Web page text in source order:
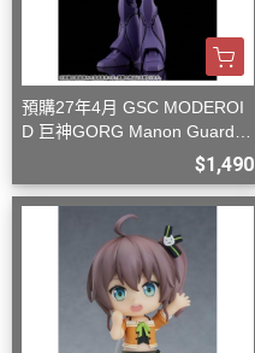
預購27年4月 GSC MODEROI
D 巨神GORG Manon Guardia
$1,490